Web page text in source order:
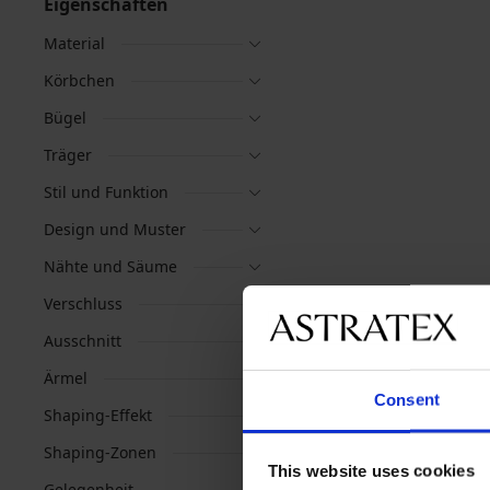
Consent
This website uses cookies
Material
Körbchen
Bügel
Träger
Stil und Funktion
Design und Muster
Nähte und Säume
Verschluss
Ausschnitt
Ärmel
Shaping-Effekt
Shaping-Zonen